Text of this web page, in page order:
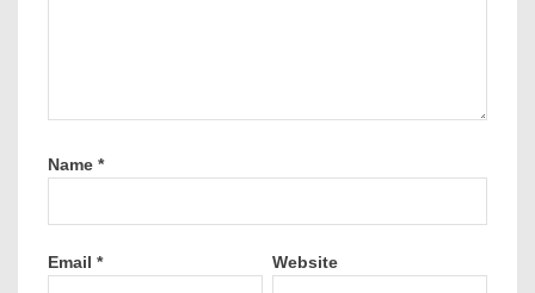
Name *
Email * Website